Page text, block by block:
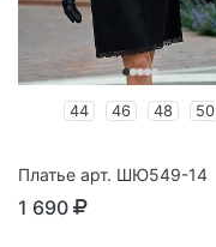
44 46 48 50
Платье арт. ШЮ549-14
1 690